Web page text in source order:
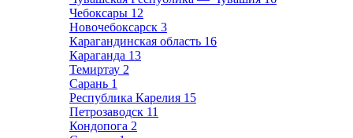
Чебоксары 12
Новочебоксарск 3
Карагандинская область 16
Караганда 13
Темиртау 2
Сарань 1
Республика Карелия 15
Петрозаводск 11
Кондопога 2